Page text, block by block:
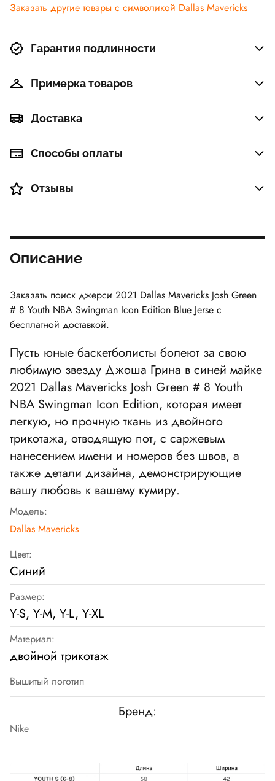
Заказать другие товары c символикой Dallas Mavericks
Гарантия подлинности
Примерка товаров
Доставка
Способы оплаты
Отзывы
Описание
Заказать поиск джерси 2021 Dallas Mavericks Josh Green
# 8 Youth NBA Swingman Icon Edition Blue Jerse с
бесплатной доставкой.
Пусть юные баскетболисты болеют за свою
любимую звезду Джоша Грина в синей майке
2021 Dallas Mavericks Josh Green # 8 Youth
NBA Swingman Icon Edition, которая имеет
легкую, но прочную ткань из двойного
трикотажа, отводящую пот, с саржевым
нанесением имени и номеров без швов, а
также детали дизайна, демонстрирующие
вашу любовь к вашему кумиру.
Модель:
Dallas Mavericks
Цвет:
Cиний
Размер:
Y-S, Y-M, Y-L, Y-XL
Материал:
двойной трикотаж
Вышитый логотип
Бренд:
Nike